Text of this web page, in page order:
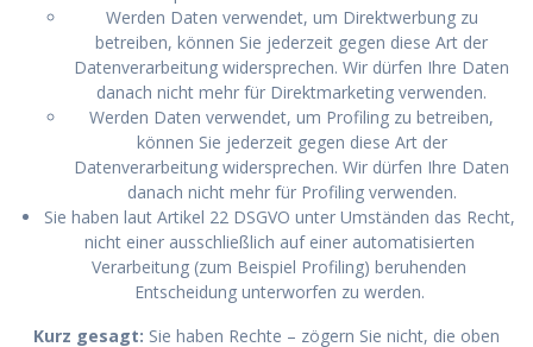
Werden Daten verwendet, um Direktwerbung zu
betreiben, können Sie jederzeit gegen diese Art der
Datenverarbeitung widersprechen. Wir dürfen Ihre Daten
danach nicht mehr für Direktmarketing verwenden.
Werden Daten verwendet, um Profiling zu betreiben,
können Sie jederzeit gegen diese Art der
Datenverarbeitung widersprechen. Wir dürfen Ihre Daten
danach nicht mehr für Profiling verwenden.
Sie haben laut Artikel 22 DSGVO unter Umständen das Recht,
nicht einer ausschließlich auf einer automatisierten
Verarbeitung (zum Beispiel Profiling) beruhenden
Entscheidung unterworfen zu werden.
Kurz gesagt: Sie haben Rechte – zögern Sie nicht, die oben